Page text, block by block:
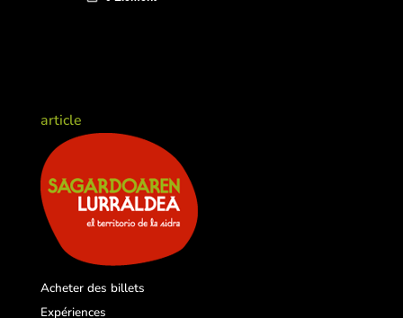
article
Acheter des billets
Expériences